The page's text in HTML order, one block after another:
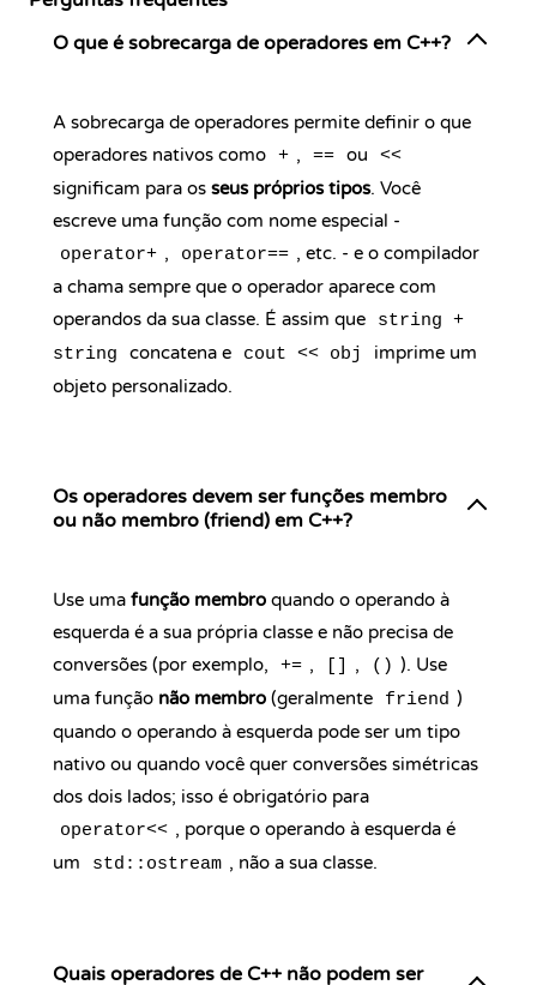
O que é sobrecarga de operadores em C++?
A sobrecarga de operadores permite definir o que
operadores nativos como + , == ou <<
significam para os seus próprios tipos. Você
escreve uma função com nome especial -
operator+ , operator== , etc. - e o compilador
a chama sempre que o operador aparece com
operandos da sua classe. É assim que
string +
string
concatena e cout << obj
imprime um
objeto personalizado.
Os operadores devem ser funções membro
ou não membro (friend) em C++?
Use uma função membro quando o operando à
esquerda é a sua própria classe e não precisa de
conversões (por exemplo,
+= , , () ). Use
uma função não membro (geralmente friend )
quando o operando à esquerda pode ser um tipo
nativo ou quando você quer conversões simétricas
dos dois lados; isso é obrigatório para
operator<< , porque o operando à esquerda é
um
std::ostream , não a sua classe.
Quais operadores de C++ não podem ser